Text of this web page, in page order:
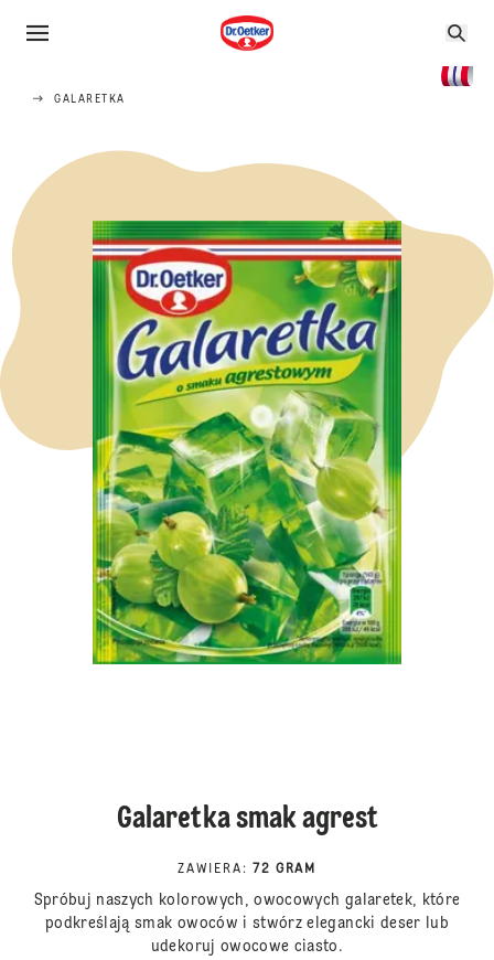
GALARETKA
Galaretka smak agrest
ZAWIERA : 72 GRAM
Spróbuj naszych kolorowych, owocowych galaretek, które
podkreślają smak owoców i stwórz elegancki deser lub
udekoruj owocowe ciasto.